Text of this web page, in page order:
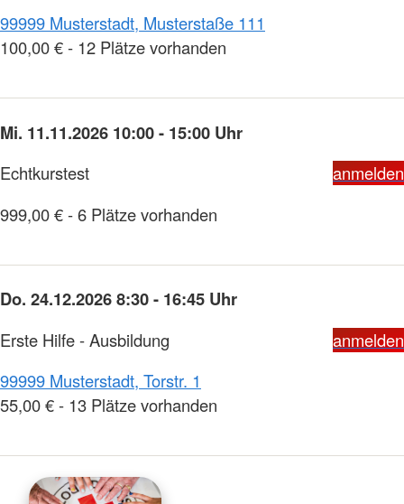
99999 Musterstadt, Musterstaße 111
100,00 € - 12 Plätze vorhanden
Mi. 11.11.2026 10:00 - 15:00 Uhr
Echtkurstest
anmelden
999,00 € - 6 Plätze vorhanden
Do. 24.12.2026 8:30 - 16:45 Uhr
Erste Hilfe - Ausbildung
anmelden
99999 Musterstadt, Torstr. 1
55,00 € - 13 Plätze vorhanden